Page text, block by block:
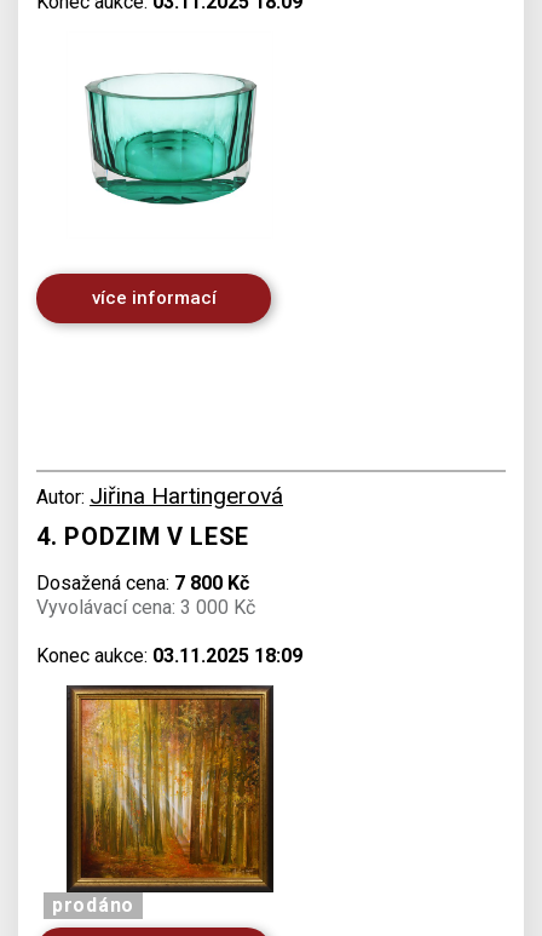
více informací
Autor: Jiřina Hartingerová
4. PODZIM V LESE
Dosažená cena: 7 800 Kč
Vyvolávací cena: 3 000 Kč
Konec aukce: 03.11.2025 18:09
prodáno